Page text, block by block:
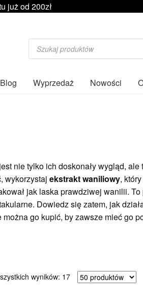
już od 200zł
Wyszukiwarka
produktów
Blog Wyprzedaż Nowości
nie tylko ich doskonały wygląd, ale
wykorzystaj ekstrakt waniliowy,
jak laska prawdziwej wanilii.
Dowiedz się zatem, jak
go kupić, by zawsze mieć go
wyników: 17Posortowane